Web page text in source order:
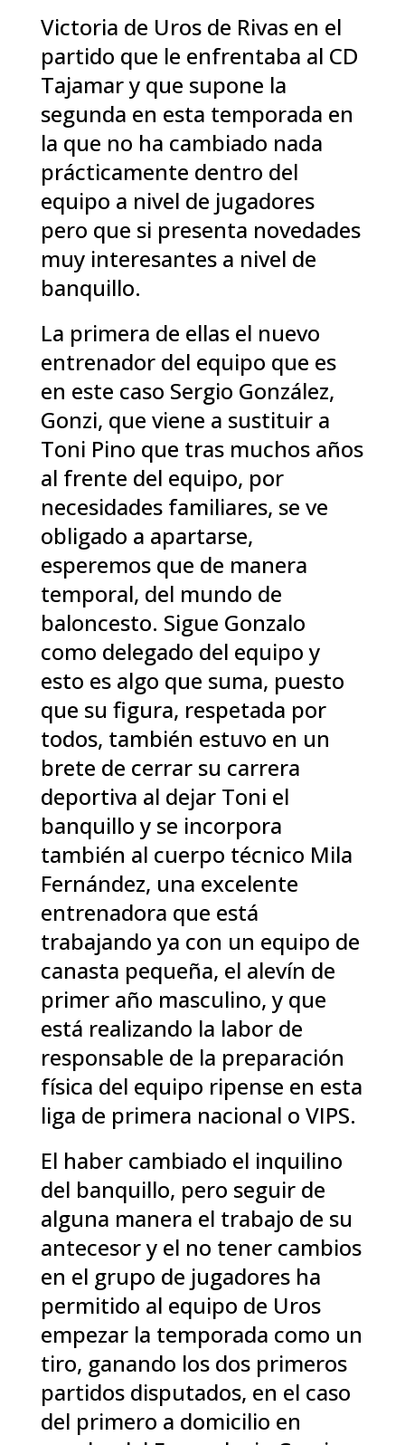
Victoria de Uros de Rivas en el
partido que le enfrentaba al CD
Tajamar y que supone la
segunda en esta temporada en
la que no ha cambiado nada
prácticamente dentro del
equipo a nivel de jugadores
pero que si presenta novedades
muy interesantes a nivel de
banquillo.
La primera de ellas el nuevo
entrenador del equipo que es
en este caso Sergio González,
Gonzi, que viene a sustituir a
Toni Pino que tras muchos años
al frente del equipo, por
necesidades familiares, se ve
obligado a apartarse,
esperemos que de manera
temporal, del mundo de
baloncesto. Sigue Gonzalo
como delegado del equipo y
esto es algo que suma, puesto
que su figura, respetada por
todos, también estuvo en un
brete de cerrar su carrera
deportiva al dejar Toni el
banquillo y se incorpora
también al cuerpo técnico Mila
Fernández, una excelente
entrenadora que está
trabajando ya con un equipo de
canasta pequeña, el alevín de
primer año masculino, y que
está realizando la labor de
responsable de la preparación
física del equipo ripense en esta
liga de primera nacional o VIPS.
El haber cambiado el inquilino
del banquillo, pero seguir de
alguna manera el trabajo de su
antecesor y el no tener cambios
en el grupo de jugadores ha
permitido al equipo de Uros
empezar la temporada como un
tiro, ganando los dos primeros
partidos disputados, en el caso
del primero a domicilio en